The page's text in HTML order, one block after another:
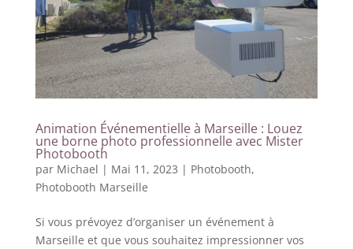
Animation Événementielle à Marseille : Louez
une borne photo professionnelle avec Mister
Photobooth
par Michael | Mai 11, 2023 | Photobooth,
Photobooth Marseille
Si vous prévoyez d’organiser un événement à
Marseille et que vous souhaitez impressionner vos